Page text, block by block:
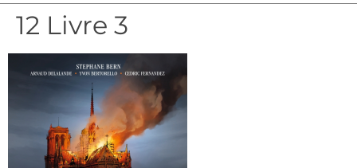
12 Livre 3